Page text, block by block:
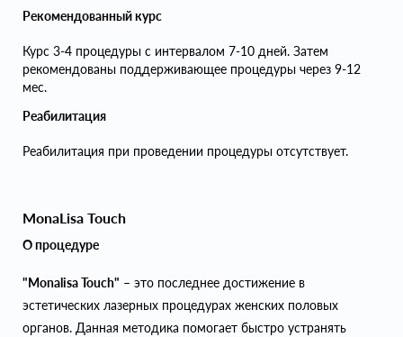
Рекомендованный курс
Курс 3-4 процедуры с интервалом 7-10 дней. Затем
рекомендованы поддерживающее процедуры через 9-12
мес.
Реабилитация
Реабилитация при проведении процедуры отсутствует.
MonaLisa Touch
О процедуре
"Monalisa Touch" – это последнее достижение в
эстетических лазерных процедурах женских половых
органов. Данная методика помогает быстро устранять